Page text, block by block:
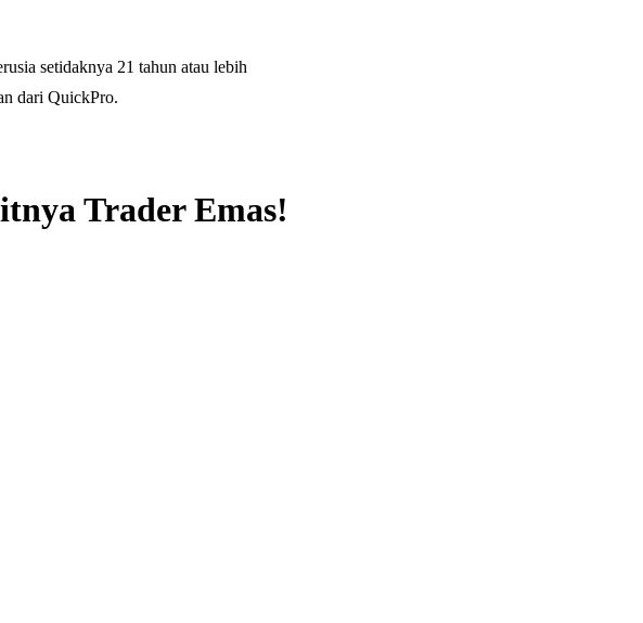
setidaknya 21 tahun atau lebih
dari QuickPro.
Trader Emas!